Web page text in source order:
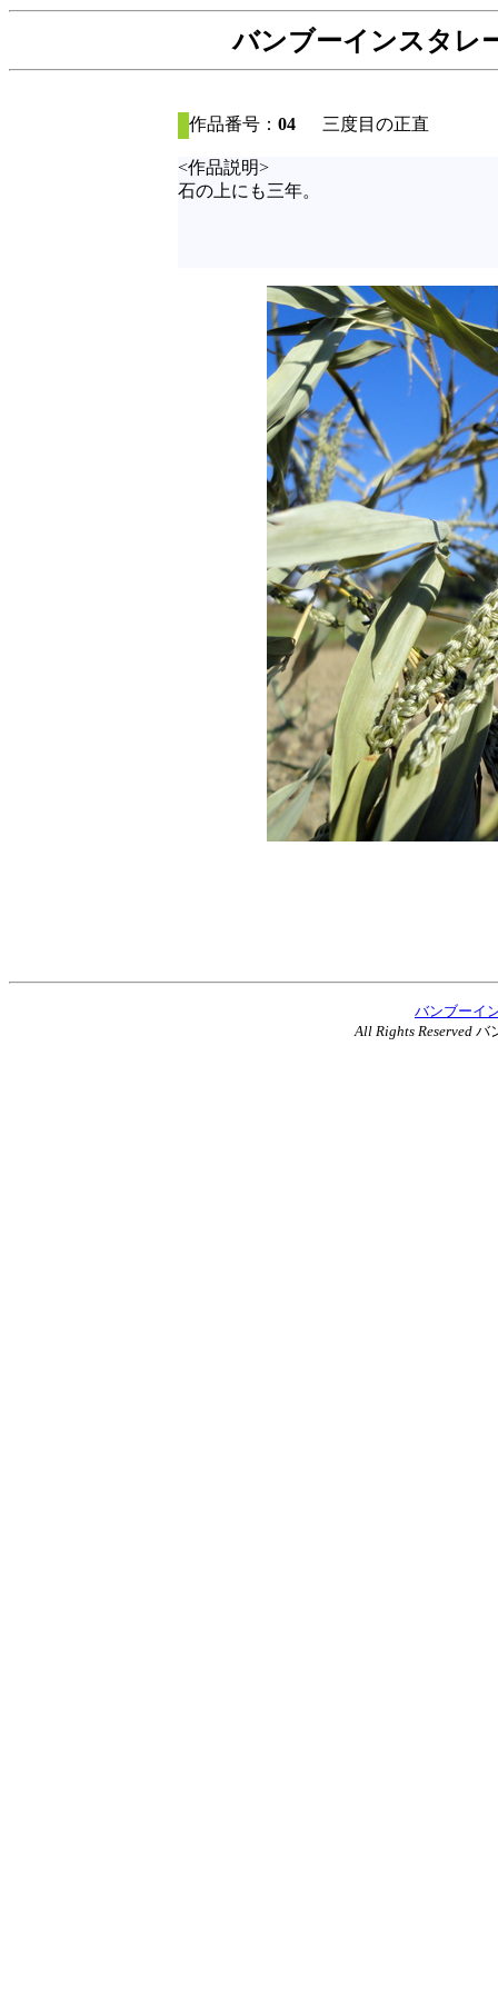
バンブーインスタ
作品番号： 04 三度目の正直
<作品説明>
石の上にも三年。
バンブーイ
All Rights Reserved バ